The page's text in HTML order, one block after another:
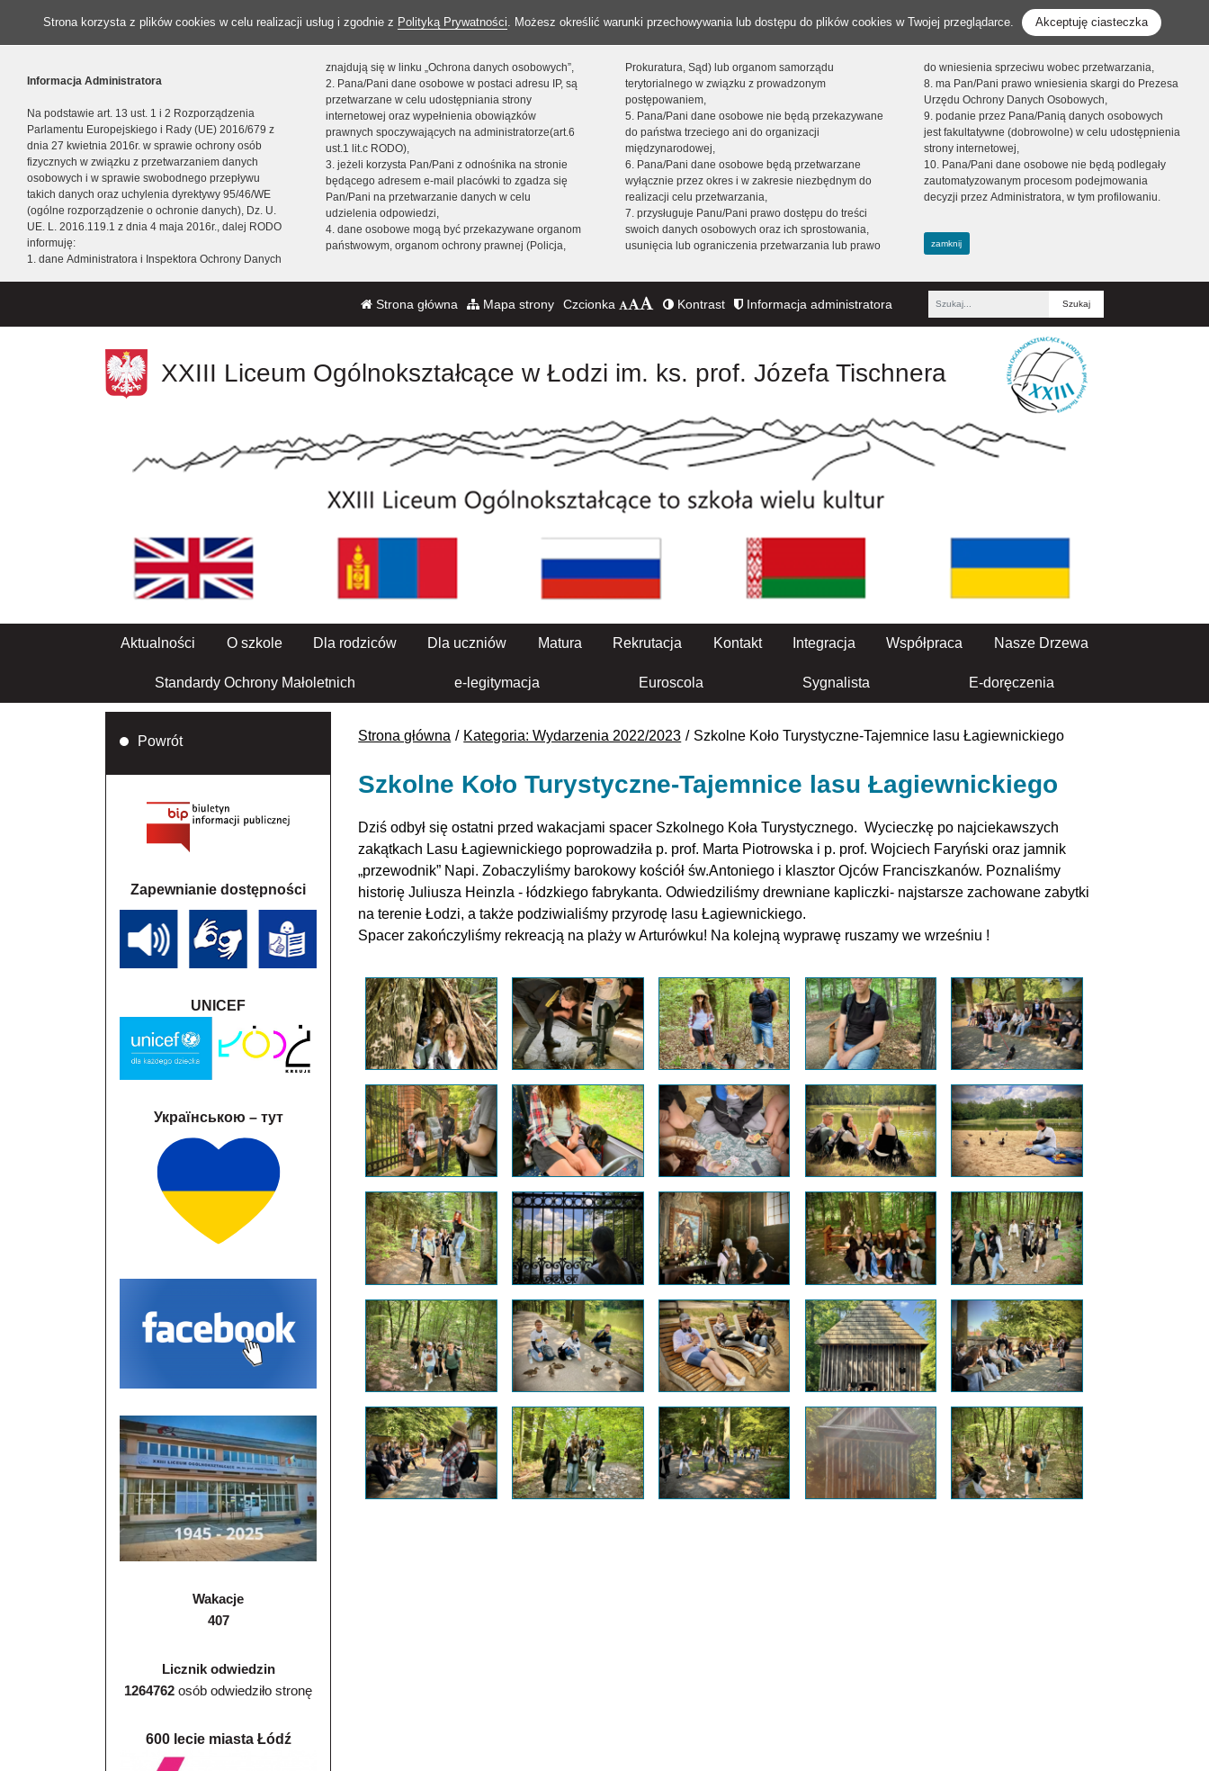
Strona korzysta z plików cookies w celu realizacji usług i zgodnie z Polityką Prywatności. Możesz określić warunki przechowywania lub dostępu do plików cookies w Twojej przeglądarce. Akceptuję ciasteczka
Informacja Administratora
Na podstawie art. 13 ust. 1 i 2 Rozporządzenia
Parlamentu Europejskiego i Rady (UE) 2016/679 z
dnia 27 kwietnia 2016r. w sprawie ochrony osób
fizycznych w związku z przetwarzaniem danych
osobowych i w sprawie swobodnego przepływu
takich danych oraz uchylenia dyrektywy 95/46/WE
(ogólne rozporządzenie o ochronie danych), Dz. U.
UE. L. 2016.119.1 z dnia 4 maja 2016r., dalej RODO
informuję:
1. dane Administratora i Inspektora Ochrony Danych
znajdują się w linku „Ochrona danych osobowych”,
2. Pana/Pani dane osobowe w postaci adresu IP, są
przetwarzane w celu udostępniania strony
internetowej oraz wypełnienia obowiązków
prawnych spoczywających na administratorze(art.6
ust.1 lit.c RODO),
3. jeżeli korzysta Pan/Pani z odnośnika na stronie
będącego adresem e-mail placówki to zgadza się
Pan/Pani na przetwarzanie danych w celu
udzielenia odpowiedzi,
4. dane osobowe mogą być przekazywane organom
państwowym, organom ochrony prawnej (Policja,
Prokuratura, Sąd) lub organom samorządu
terytorialnego w związku z prowadzonym
postępowaniem,
5. Pana/Pani dane osobowe nie będą przekazywane
do państwa trzeciego ani do organizacji
międzynarodowej,
6. Pana/Pani dane osobowe będą przetwarzane
wyłącznie przez okres i w zakresie niezbędnym do
realizacji celu przetwarzania,
7. przysługuje Panu/Pani prawo dostępu do treści
swoich danych osobowych oraz ich sprostowania,
usunięcia lub ograniczenia przetwarzania lub prawo
do wniesienia sprzeciwu wobec przetwarzania,
8. ma Pan/Pani prawo wniesienia skargi do Prezesa
Urzędu Ochrony Danych Osobowych,
9. podanie przez Pana/Panią danych osobowych
jest fakultatywne (dobrowolne) w celu udostępnienia
strony internetowej,
10. Pana/Pani dane osobowe nie będą podlegały
zautomatyzowanym procesom podejmowania
decyzji przez Administratora, w tym profilowaniu.
zamknij
Strona główna Mapa strony Czcionka Kontrast Informacja administratora
Fraza
XXIII Liceum Ogólnokształcące w Łodzi im. ks. prof. Józefa Tischnera
Aktualności O szkole Dla rodziców Dla uczniów Matura Rekrutacja Kontakt Integracja Współpraca Nasze Drzewa
Standardy Ochrony Małoletnich e-legitymacja Euroscola Sygnalista E-doręczenia
Strona główna Kategoria: Wydarzenia 2022/2023 Szkolne Koło Turystyczne-Tajemnice lasu Łagiewnickiego
Szkolne Koło Turystyczne-Tajemnice lasu Łagiewnickiego
Dziś odbył się ostatni przed wakacjami spacer Szkolnego Koła Turystycznego. Wycieczkę po najciekawszych
zakątkach Lasu Łagiewnickiego poprowadziła p. prof. Marta Piotrowska i p. prof. Wojciech Faryński oraz jamnik
„przewodnik” Napi. Zobaczyliśmy barokowy kościół św.Antoniego i klasztor Ojców Franciszkanów. Poznaliśmy
historię Juliusza Heinzla - łódzkiego fabrykanta. Odwiedziliśmy drewniane kapliczki- najstarsze zachowane zabytki
na terenie Łodzi, a także podziwialiśmy przyrodę lasu Łagiewnickiego.
Spacer zakończyliśmy rekreacją na plaży w Arturówku! Na kolejną wyprawę ruszamy we wrześniu !
Powrót
Zapewnianie dostępności
UNICEF
Українською – тут
Wakacje
407
Licznik odwiedzin
1264762 osób odwiedziło stronę
600 lecie miasta Łódź